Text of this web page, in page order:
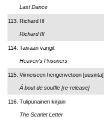
Last Dance
113. Richard III
Richard III
114. Taivaan vangit
Heaven's Prisoners
115. Viimeiseen hengenvetoon [uusinta]
Á bout de souffle [re-release]
116. Tulipunainen kirjain
The Scarlet Letter